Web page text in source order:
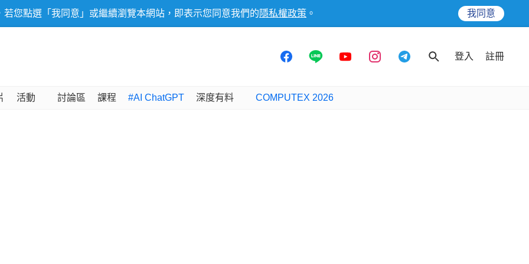
您點選「我同意」或繼續瀏覽本網站，即表示您同意我們的 隱私權政策 。 我同意
登入 註冊
活動 討論區 課程 #AI ChatGPT 深度有料 COMPUTEX 2026